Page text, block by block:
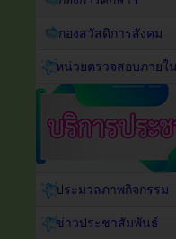
กองสวัสดิการสังคม
หน่วยตรวจสอบภายใน
ประมวลภาพกิจกรรม
ข่าวประชาสัมพันธ์